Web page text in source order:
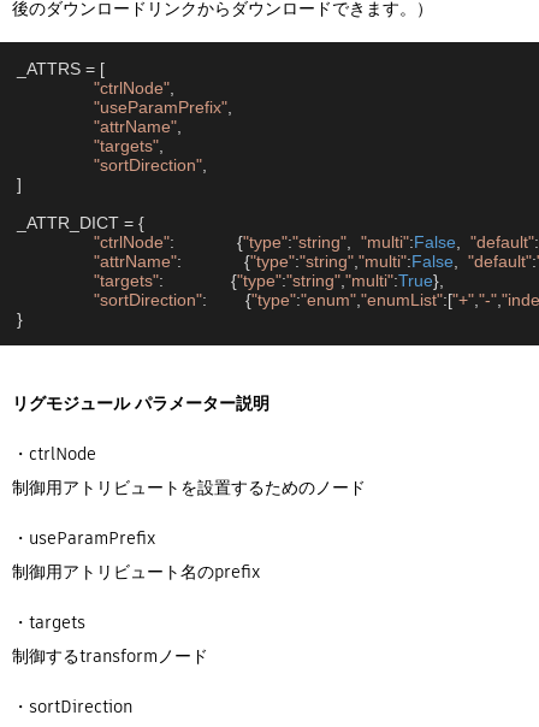
後のダウンロードリンクからダウンロードできます。）
_ATTRS = [
"ctrlNode"
"useParamPrefix"
"attrName"
"targets"
"sortDirection"
]
_ATTR_DICT = {
"ctrlNode":             {"type":"string" "multi":False "default":
"attrName":             {"type":"string" "multi":False "default":
"targets":              {"type":"string" "multi":True},
"sortDirection":        {"type":"enum" "enumList":["+" "-"
}
リグモジュール パラメーター説明
・ctrlNode
制御用アトリビュートを設置するためのノード
・useParamPrefix
制御用アトリビュート名のprefix
・targets
制御するtransformノード
・sortDirection